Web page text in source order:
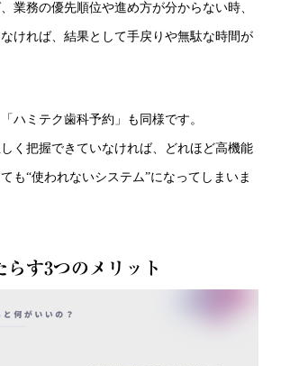
業務の優先順位や進め方が分からない時、
ければ、結果として手戻りや無駄な時間が
ハミテク歯科予約」も同様です。
く把握できていなければ、どれほど高機能
も“使われないシステム”になってしまいま
らす3つのメリット